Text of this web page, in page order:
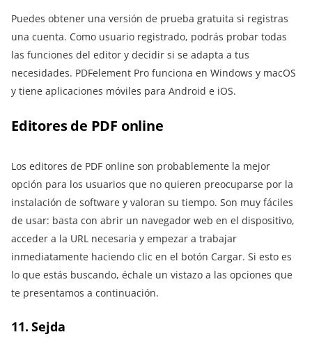
Puedes obtener una versión de prueba gratuita si registras
una cuenta. Como usuario registrado, podrás probar todas
las funciones del editor y decidir si se adapta a tus
necesidades. PDFelement Pro funciona en Windows y macOS
y tiene aplicaciones móviles para Android e iOS.
Editores de PDF online
Los editores de PDF online son probablemente la mejor
opción para los usuarios que no quieren preocuparse por la
instalación de software y valoran su tiempo. Son muy fáciles
de usar: basta con abrir un navegador web en el dispositivo,
acceder a la URL necesaria y empezar a trabajar
inmediatamente haciendo clic en el botón Cargar. Si esto es
lo que estás buscando, échale un vistazo a las opciones que
te presentamos a continuación.
11. Sejda